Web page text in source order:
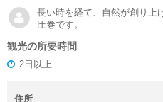
長い時を経て、自然が創り上
圧巻です。
観光の所要時間
2日以上
住所